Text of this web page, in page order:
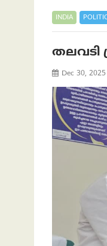
INDIA
തലവടി
Dec 30, 2025